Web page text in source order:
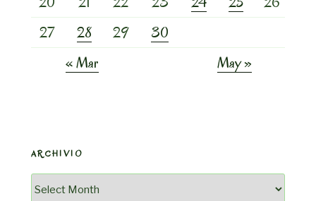
27
28 29
30
« Mar
May »
ARCHIVIO
Archivio